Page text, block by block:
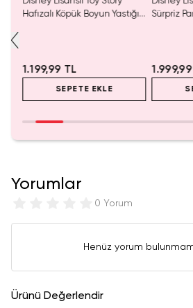
Hafızalı Köpük Boyun Yastığı
1.199,99 TL
SEPETE EKLE
Sürpriz
Yorumlar
0 Yorum
Henüz yorum
Ürünü Değerlendir